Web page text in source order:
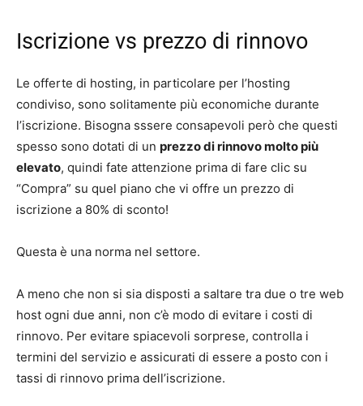
Iscrizione vs prezzo di rinnovo
Le offerte di hosting, in particolare per l’hosting
condiviso, sono solitamente più economiche durante
l’iscrizione. Bisogna sssere consapevoli però che questi
spesso sono dotati di un prezzo di rinnovo molto più
elevato, quindi fate attenzione prima di fare clic su
“Compra” su quel piano che vi offre un prezzo di
iscrizione a 80% di sconto!
Questa è una norma nel settore.
A meno che non si sia disposti a saltare tra due o tre web
host ogni due anni, non c’è modo di evitare i costi di
rinnovo. Per evitare spiacevoli sorprese, controlla i
termini del servizio e assicurati di essere a posto con i
tassi di rinnovo prima dell’iscrizione.